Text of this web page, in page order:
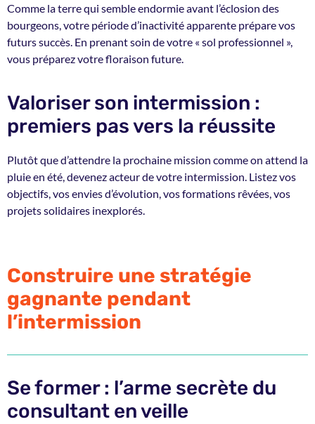
Comme la terre qui semble endormie avant l’éclosion des
bourgeons, votre période d’inactivité apparente prépare vos
futurs succès. En prenant soin de votre « sol professionnel »,
vous préparez votre floraison future.
Valoriser son intermission :
premiers pas vers la réussite
Plutôt que d’attendre la prochaine mission comme on attend la
pluie en été,devenez acteur de votre intermission. Listez vos
objectifs, vos envies d’évolution, vos formations rêvées, vos
projets solidaires inexplorés.
Construire une stratégie
gagnante pendant
l’intermission
Se former : l’arme secrète du
consultant en veille